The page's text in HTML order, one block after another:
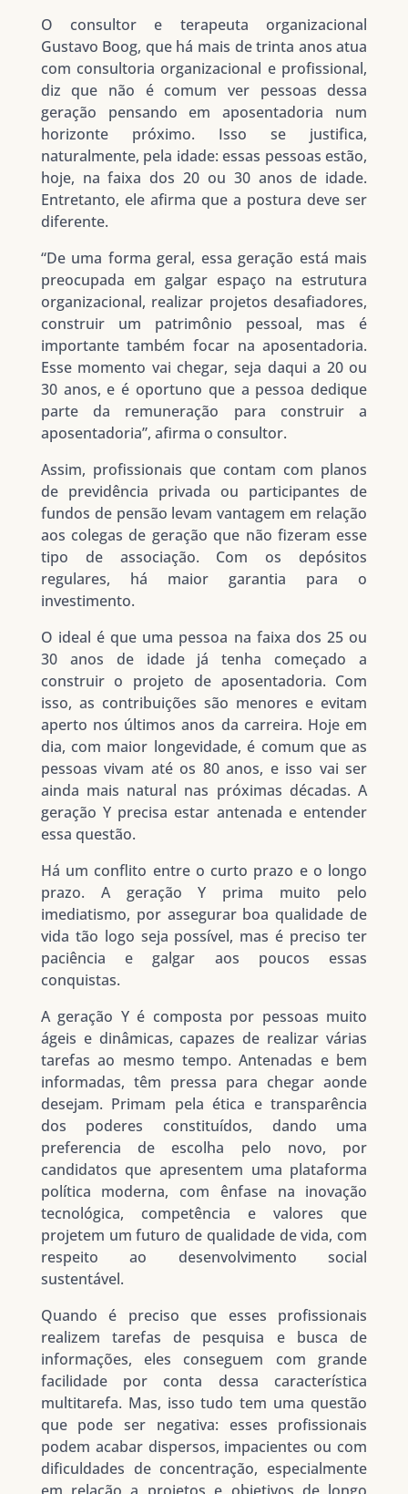
O consultor e terapeuta organizacional
Gustavo Boog, que há mais de trinta anos atua
com consultoria organizacional e profissional,
diz que não é comum ver pessoas dessa
geração pensando em aposentadoria num
horizonte próximo. Isso se justifica,
naturalmente, pela idade: essas pessoas estão,
hoje, na faixa dos 20 ou 30 anos de idade.
Entretanto, ele afirma que a postura deve ser
diferente.
“De uma forma geral, essa geração está mais
preocupada em galgar espaço na estrutura
organizacional, realizar projetos desafiadores,
construir um patrimônio pessoal, mas é
importante também focar na aposentadoria.
Esse momento vai chegar, seja daqui a 20 ou
30 anos, e é oportuno que a pessoa dedique
parte da remuneração para construir a
aposentadoria”, afirma o consultor.
Assim, profissionais que contam com planos
de previdência privada ou participantes de
fundos de pensão levam vantagem em relação
aos colegas de geração que não fizeram esse
tipo de associação. Com os depósitos
regulares, há maior garantia para o
investimento.
O ideal é que uma pessoa na faixa dos 25 ou
30 anos de idade já tenha começado a
construir o projeto de aposentadoria. Com
isso, as contribuições são menores e evitam
aperto nos últimos anos da carreira. Hoje em
dia, com maior longevidade, é comum que as
pessoas vivam até os 80 anos, e isso vai ser
ainda mais natural nas próximas décadas. A
geração Y precisa estar antenada e entender
essa questão.
Há um conflito entre o curto prazo e o longo
prazo. A geração Y prima muito pelo
imediatismo, por assegurar boa qualidade de
vida tão logo seja possível, mas é preciso ter
paciência e galgar aos poucos essas
conquistas.
A geração Y é composta por pessoas muito
ágeis e dinâmicas, capazes de realizar várias
tarefas ao mesmo tempo. Antenadas e bem
informadas, têm pressa para chegar aonde
desejam. Primam pela ética e transparência
dos poderes constituídos, dando uma
preferencia de escolha pelo novo, por
candidatos que apresentem uma plataforma
política moderna, com ênfase na inovação
tecnológica, competência e valores que
projetem um futuro de qualidade de vida, com
respeito ao desenvolvimento social
sustentável.
Quando é preciso que esses profissionais
realizem tarefas de pesquisa e busca de
informações, eles conseguem com grande
facilidade por conta dessa característica
multitarefa. Mas, isso tudo tem uma questão
que pode ser negativa: esses profissionais
podem acabar dispersos, impacientes ou com
dificuldades de concentração, especialmente